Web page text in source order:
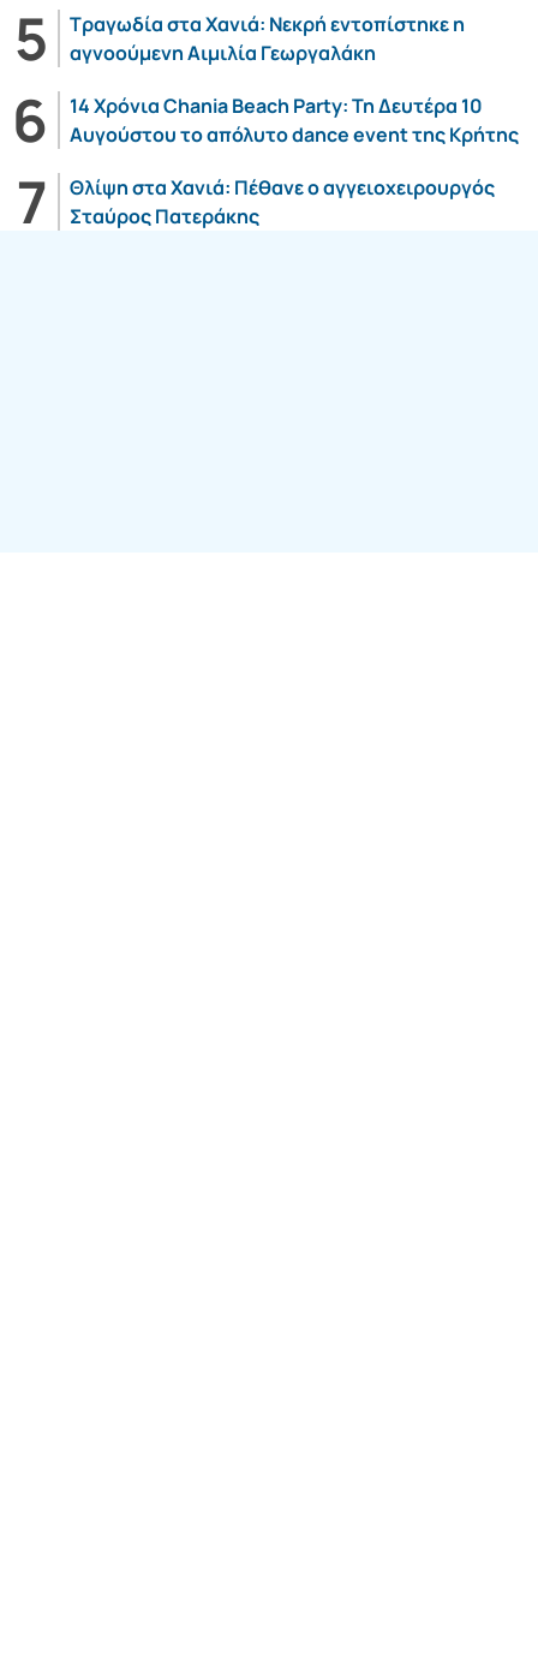
Τραγωδία στα Χανιά: Νεκρή εντοπίστηκε η
αγνοούμενη Αιμιλία Γεωργαλάκη
14 Χρόνια Chania Beach Party: Τη Δευτέρα 10
Αυγούστου το απόλυτο dance event της Κρήτης
Θλίψη στα Χανιά: Πέθανε ο αγγειοχειρουργός
Σταύρος Πατεράκης